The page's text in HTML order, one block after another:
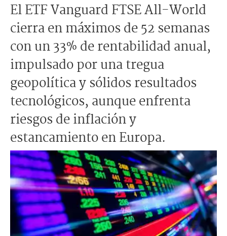
El ETF Vanguard FTSE All-World
cierra en máximos de 52 semanas
con un 33% de rentabilidad anual,
impulsado por una tregua
geopolítica y sólidos resultados
tecnológicos, aunque enfrenta
riesgos de inflación y
estancamiento en Europa.